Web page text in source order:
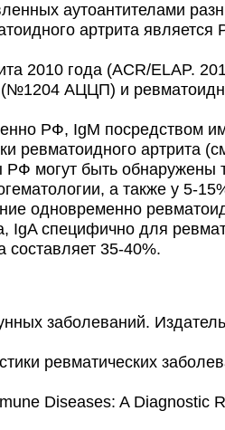
аутоантителами
артрита является
2010 года (ACR/ELAP.
(№1204 АЦЦП) и
РФ, IgM посредством
ревматоидного артрита
РФ могут быть
а также у 5-
одновременно
IgA специфично для
составляет 35-40%.
заболеваний.
ревматических
Diseases: A Diagnostic